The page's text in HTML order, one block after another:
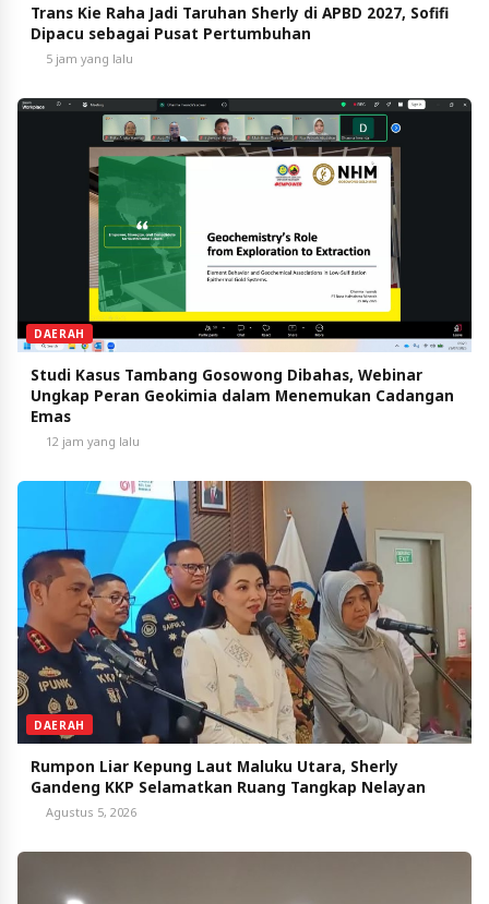
Trans Kie Raha Jadi Taruhan Sherly di APBD 2027, Sofifi
Dipacu sebagai Pusat Pertumbuhan
5 jam yang lalu
DAERAH
Studi Kasus Tambang Gosowong Dibahas, Webinar
Ungkap Peran Geokimia dalam Menemukan Cadangan
Emas
12 jam yang lalu
DAERAH
Rumpon Liar Kepung Laut Maluku Utara, Sherly
Gandeng KKP Selamatkan Ruang Tangkap Nelayan
Agustus 5, 2026